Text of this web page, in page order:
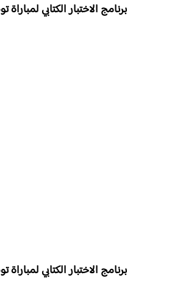
برنامج الاختبار الكتابي لمباراة
برنامج الاختبار الكتابي